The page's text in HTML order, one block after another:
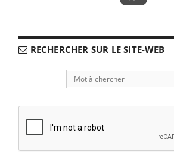
RECHERCHER SUR LE SITE-WEB